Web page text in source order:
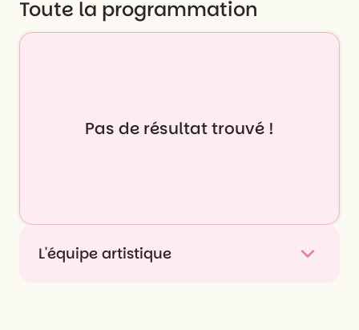
Toute la programmation
Pas de résultat trouvé !
L'équipe artistique